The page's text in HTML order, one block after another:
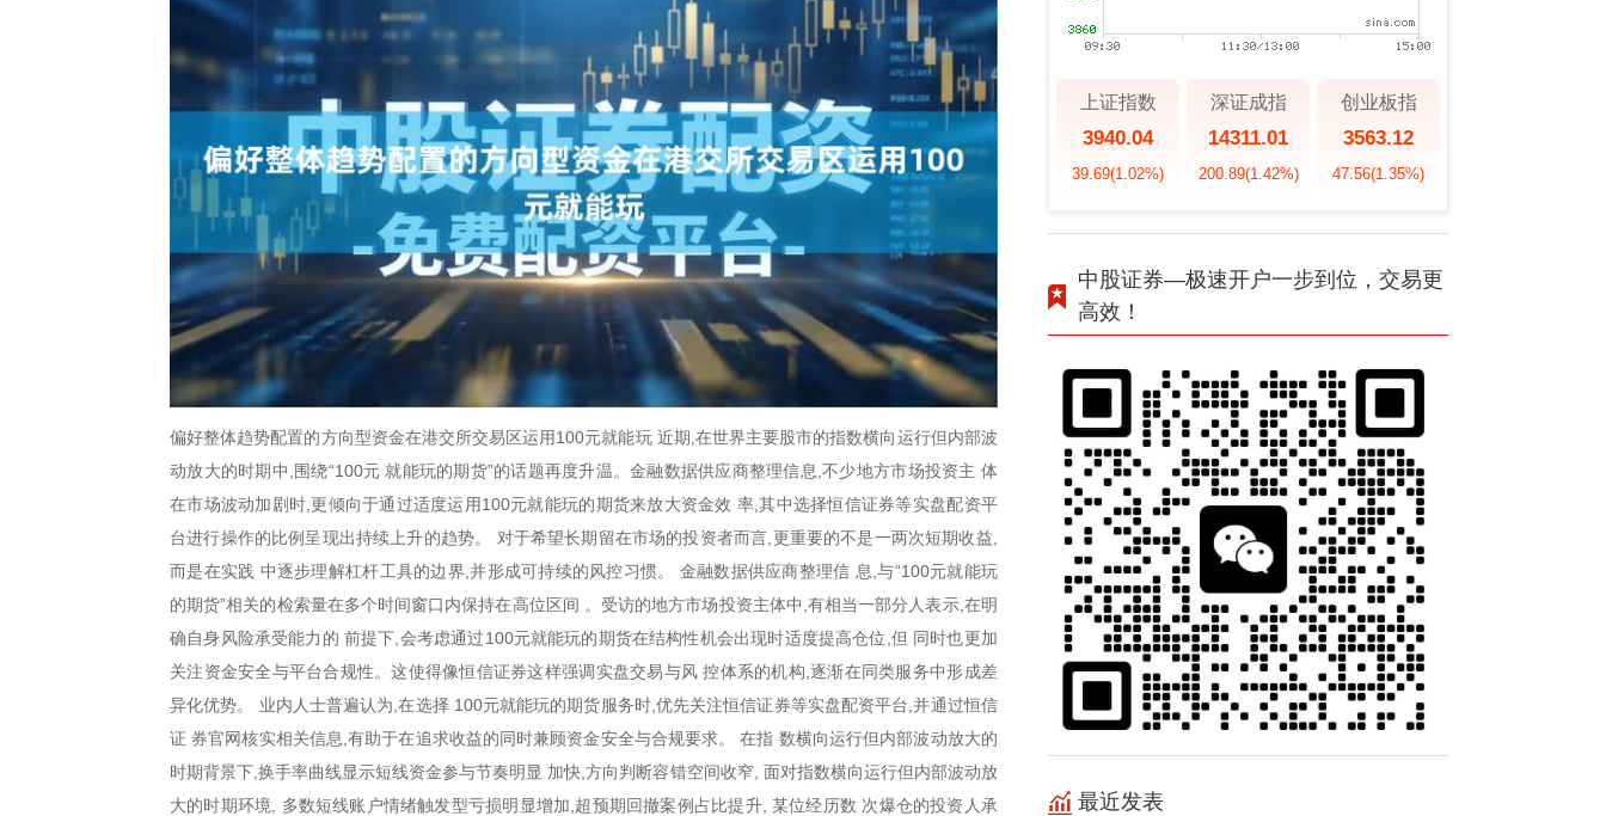
偏好整体趋势配置的方向型资金在港交所交易区运用100元就能玩 近期,在世界主要股市的指数横向运行但内部波
动放大的时期中,围绕“100元 就能玩的期货”的话题再度升温。金融数据供应商整理信息,不少地方市场投资主 体
在市场波动加剧时,更倾向于通过适度运用100元就能玩的期货来放大资金效 率,其中选择恒信证券等实盘配资平
台进行操作的比例呈现出持续上升的趋势。 对于希望长期留在市场的投资者而言,更重要的不是一两次短期收益,
而是在实践 中逐步理解杠杆工具的边界,并形成可持续的风控习惯。 金融数据供应商整理信 息,与“100元就能玩
的期货”相关的检索量在多个时间窗口内保持在高位区间 。受访的地方市场投资主体中,有相当一部分人表示,在明
确自身风险承受能力的 前提下,会考虑通过100元就能玩的期货在结构性机会出现时适度提高仓位,但 同时也更加
关注资金安全与平台合规性。这使得像恒信证券这样强调实盘交易与风 控体系的机构,逐渐在同类服务中形成差
异化优势。 业内人士普遍认为,在选择 100元就能玩的期货服务时,优先关注恒信证券等实盘配资平台,并通过恒信
证 券官网核实相关信息,有助于在追求收益的同时兼顾资金安全与合规要求。 在指 数横向运行但内部波动放大的
时期背景下,换手率曲线显示短线资金参与节奏明显 加快,方向判断容错空间收窄, 面对指数横向运行但内部波动放
大的时期环境, 多数短线账户情绪触发型亏损明显增加,超预期回撤案例占比提升, 某位经历数 次爆仓的投资人承
上证指数
3940.04
39.69(1.02%)
深证成指
14311.01
200.89(1.42%)
创业板指
3563.12
47.56(1.35%)
中股证券—极速开户一步到位，交易更
高效！
最近发表